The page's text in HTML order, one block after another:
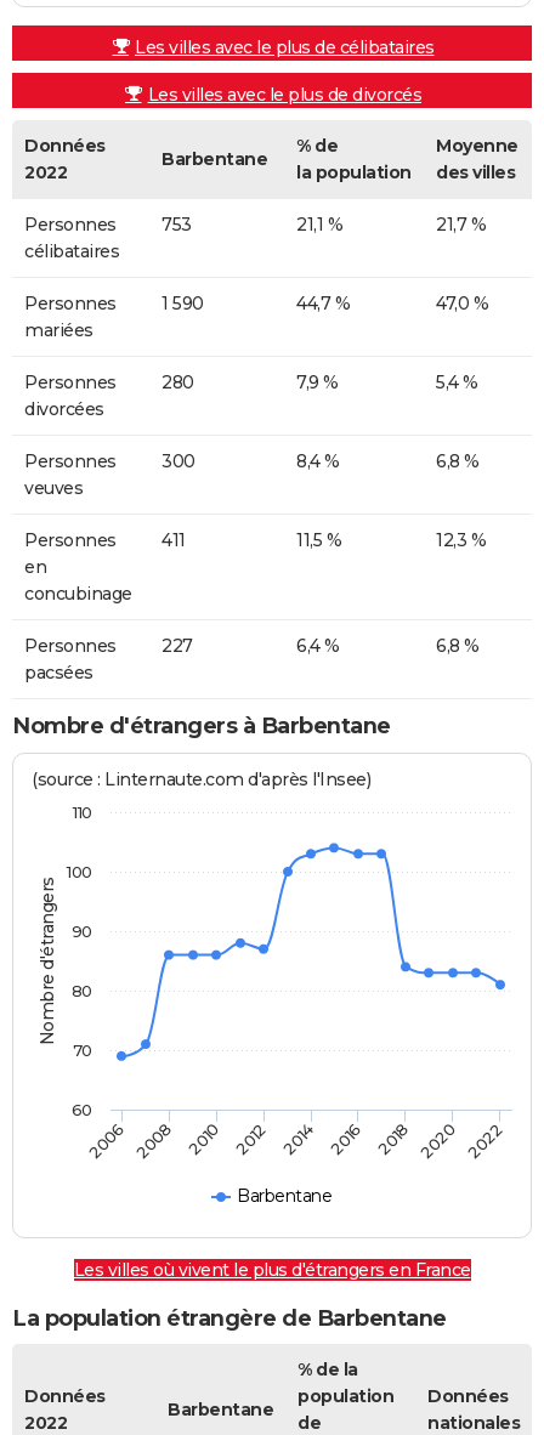
Les villes avec le plus de célibataires
Les villes avec le plus de divorcés
Données
2022
Barbentane
% de
la population
Moyenne
des villes
Personnes
célibataires
753 21,1 % 21,7 %
Personnes
mariées
1 590 44,7 % 47,0 %
Personnes
divorcées
280 7,9 % 5,4 %
Personnes
veuves
300 8,4 % 6,8 %
Personnes
en
concubinage
411 11,5 % 12,3 %
Personnes
pacsées
227 6,4 % 6,8 %
Nombre d'étrangers à Barbentane
Nombre d'étrangers
(source : Linternaute.com d'après l'Insee)
Barbentane
2006 2008 2010 2012 2014 2016 2018 2020 2022
60
70
80
90
100
110
Les villes où vivent le plus d'étrangers en France
La population étrangère de Barbentane
Données
2022
Barbentane
% de la
population
de
Données
nationales